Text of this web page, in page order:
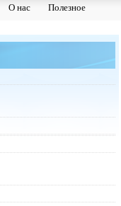
О нас Полезное